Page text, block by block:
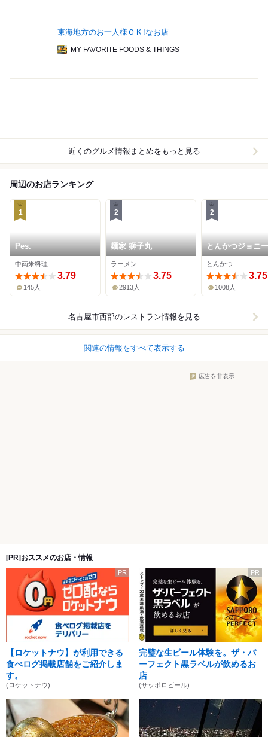
東海地方のお一人様ＯＫ!なお店
MY FAVORITE FOODS & THINGS
近くのグルメ情報まとめをもっと見る
周辺のお店ランキング
1
Pes.
中南米料理
3.79
145人
2
麺家 獅子丸
ラーメン
3.75
2913人
2
とんかつジョニー
とんかつ
3.75
1008人
名古屋市西部のレストラン情報を見る
関連の情報をすべて表示する
広告を非表示
[PR]おススメのお店・情報
PR
【ロケットナウ】が利用できる
食べログ掲載店舗をご紹介しま
す。
(ロケットナウ)
PR
完璧な生ビール体験を。ザ・パ
ーフェクト黒ラベルが飲めるお
店
(サッポロビール)